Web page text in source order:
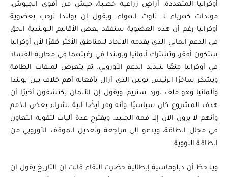
أوكرانيا المتعددة، أراضٍ زراعية خصبة، جيش من أقوى الجيوش،
مولدات كهرباء لا تلوث الهواء. ويقول إن بولندا ترحب بعضوية
أوكرانيا رغم أن هذه العضوية ستفقد بعض الأقاليم البولندية الحق
في الدعم المالي الذي يقدمه الاتحاد للمناطق الأكثر فقرًا لأن أوكرانيا
ستكون أفقر، وتشترك ألمانيا وبولندا في رغبتهما في محاربة الفساد
في أوكرانيا منعًا لتبديد الدعم الأوروبي. ثم يتعرض لملفات الطاقة
ويشكر ساخرًا الرئيس بوتين الذي أزال بأفعاله أهم خلاف بين بولندا
وألمانيا وهو ملف نورد ستريم، ويقول إن الألمان يكتشفون أخيرًا أن
هدف المشروع كان سياسيًا، وأنه وفر أيضًا آلية لشراء بعض الذمم
وأنهم لا يرون الآن إلا قمة الجليد. ويقترح عدة آليات لتقوية التعاون
في مجال الطاقة، ويدعو إلى مراجعة وتعديل الموقف الأوروبي من
الطاقة النووية.
ويلاحظ أن دبلوماسية إيطالية حضرت اللقاء قالت إن التاريخ يقول إن